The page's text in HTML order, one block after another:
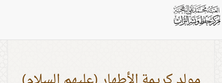
اشخاص: الشيخ بهجت